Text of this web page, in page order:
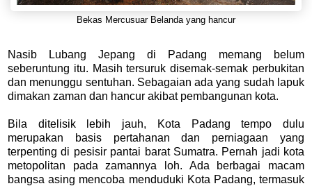
Bekas Mercusuar Belanda yang hancur
Nasib Lubang Jepang di Padang memang belum
seberuntung itu. Masih tersuruk disemak-semak perbukitan
dan menunggu sentuhan. Sebagaian ada yang sudah lapuk
dimakan zaman dan hancur akibat pembangunan kota.
Bila ditelisik lebih jauh, Kota Padang tempo dulu
merupakan basis pertahanan dan perniagaan yang
terpenting di pesisir pantai barat Sumatra. Pernah jadi kota
metopolitan pada zamannya loh. Ada berbagai macam
bangsa asing mencoba menduduki Kota Padang, termasuk